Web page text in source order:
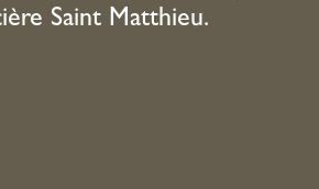
Saint Matthieu.